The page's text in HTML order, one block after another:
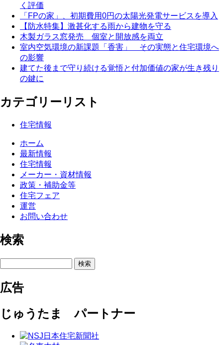
く評価
「FPの家」、初期費用0円の太陽光発電サービスを導入
【防水特集】激甚化する雨から建物を守る
木製ガラス窓発売 個室と開放感を両立
室内空気環境の新課題「香害」 その実態と住宅環境へ
の影響
建てた後まで守り続ける覚悟と付加価値の家が生き残り
の鍵に
カテゴリーリスト
住宅情報
ホーム
最新情報
住宅情報
メーカー・資材情報
政策・補助金等
住宅フェア
運営
お問い合わせ
検索
検索
広告
じゅうたま パートナー